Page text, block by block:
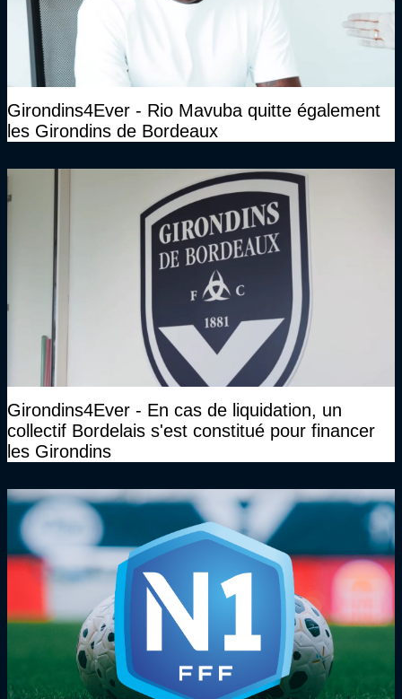
Girondins4Ever - Rio Mavuba quitte également
les Girondins de Bordeaux
Girondins4Ever - En cas de liquidation, un
collectif Bordelais s'est constitué pour financer
les Girondins